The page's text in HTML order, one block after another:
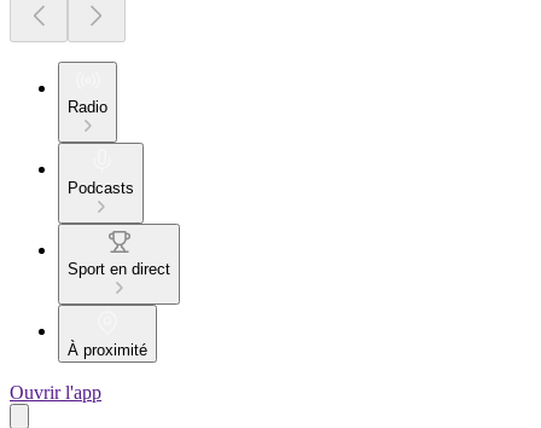
Radio
Podcasts
Sport en direct
À proximité
Ouvrir l'app